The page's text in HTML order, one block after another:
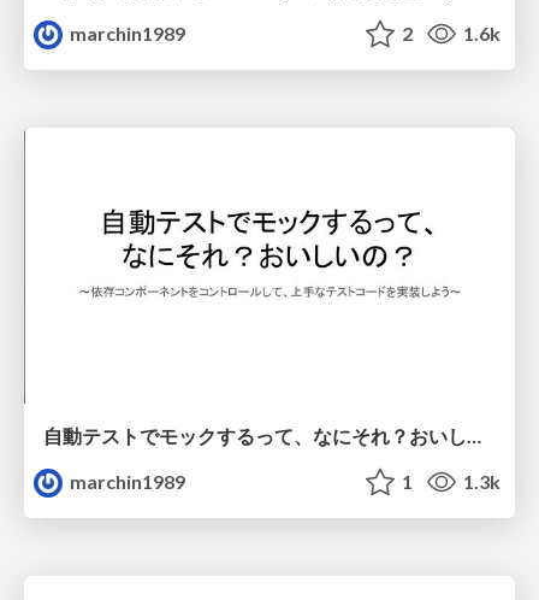
marchin1989
2 1.6k
自動テストでモックするって、なにそれ？おいしいの？/what_is_mocking
marchin1989
1 1.3k